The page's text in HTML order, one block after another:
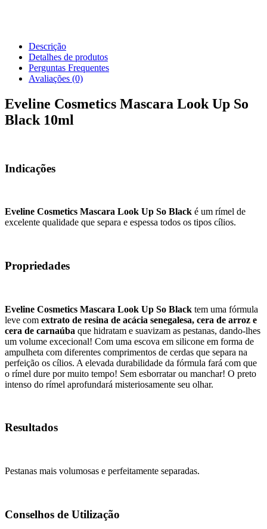
Descrição
Detalhes de produtos
Perguntas Frequentes
Avaliações (0)
Eveline Cosmetics Mascara Look Up So
Black 10ml
Indicações
Eveline Cosmetics Mascara Look Up So Black é um rímel de
excelente qualidade que separa e espessa todos os tipos cílios.
Propriedades
Eveline Cosmetics Mascara Look Up So Black tem uma fórmula
leve com extrato de resina de acácia senegalesa, cera de arroz e
cera de carnaúba que hidratam e suavizam as pestanas, dando-lhes
um volume excecional! Com uma escova em silicone em forma de
ampulheta com diferentes comprimentos de cerdas que separa na
perfeição os cílios. A elevada durabilidade da fórmula fará com que
o rímel dure por muito tempo! Sem esborratar ou manchar! O preto
intenso do rímel aprofundará misteriosamente seu olhar.
Resultados
Pestanas mais volumosas e perfeitamente separadas.
Conselhos de Utilização